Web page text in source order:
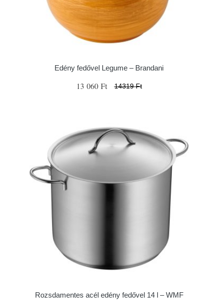
Edény fedővel Legume – Brandani
13 060 Ft 14319 Ft
Rozsdamentes acél edény fedővel 14 l – WMF